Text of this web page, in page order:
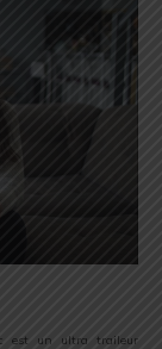
est un ultra traileur